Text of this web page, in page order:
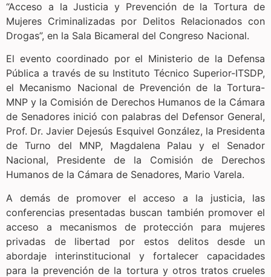
“Acceso a la Justicia y Prevención de la Tortura de
Mujeres Criminalizadas por Delitos Relacionados con
Drogas”, en la Sala Bicameral del Congreso Nacional.
El evento coordinado por el Ministerio de la Defensa
Pública a través de su Instituto Técnico Superior-ITSDP,
el Mecanismo Nacional de Prevención de la Tortura-
MNP y la Comisión de Derechos Humanos de la Cámara
de Senadores inició con palabras del Defensor General,
Prof. Dr. Javier Dejesús Esquivel González, la Presidenta
de Turno del MNP, Magdalena Palau y el Senador
Nacional, Presidente de la Comisión de Derechos
Humanos de la Cámara de Senadores, Mario Varela.
A demás de promover el acceso a la justicia, las
conferencias presentadas buscan también promover el
acceso a mecanismos de protección para mujeres
privadas de libertad por estos delitos desde un
abordaje interinstitucional y fortalecer capacidades
para la prevención de la tortura y otros tratos crueles